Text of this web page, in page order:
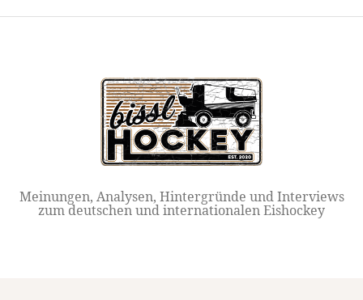
Meinungen, Analysen, Hintergründe und Interviews
zum deutschen und internationalen Eishockey